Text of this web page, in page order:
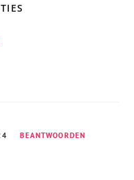
BEANTWOORDEN